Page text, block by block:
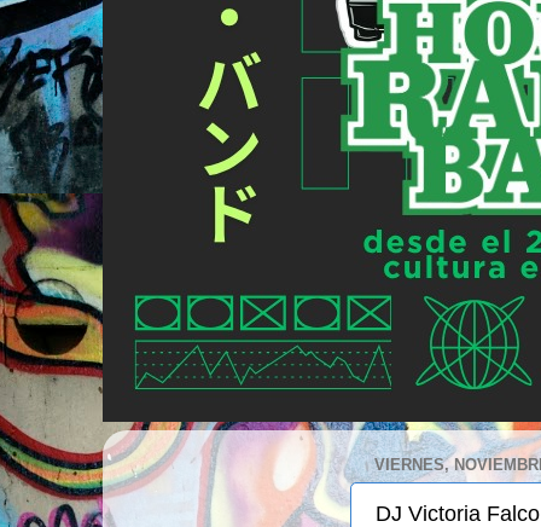
VIERNES,
DJ Victoria